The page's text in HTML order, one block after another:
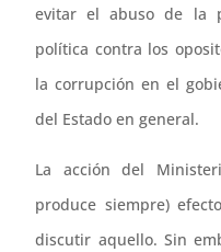
evitar el abuso de la
política contra los
la corrupción en el
del Estado en general.
La acción del
produce siempre)
discutir aquello. Sin